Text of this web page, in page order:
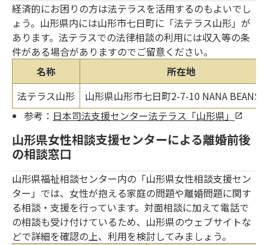
経済的にお困りの方は法テラスを活用するのもよいでし
ょう。山形県内には山形市七日町に「法テラス山形」が
あります。法テラスでの法律相談の利用には収入等の条
件がある場合がありますのでご留意ください。
名称
所在地
法テラス山形
山形県山形市七日町2-7-10 NANA BEANS
参考： 日本司法支援センター法テラス「山形県」
山形県女性相談支援センターによる離婚前後
の相談窓口
山形県福祉相談センター内の「山形県女性相談支援セン
ター」では、女性が抱える家庭の問題や離婚問題に関す
る相談・支援を行っています。対面相談に加えて電話で
の相談も受け付けているため、山形県のウェブサイトな
どで詳細を確認の上、利用を検討してみましょう。